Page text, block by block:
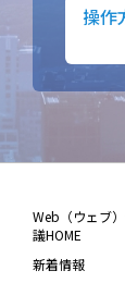
操作
Web（ウェブ
議HOME
新着情報